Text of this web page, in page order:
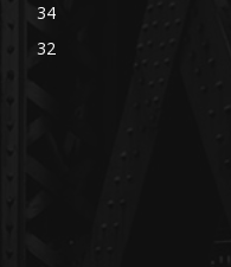
34
32